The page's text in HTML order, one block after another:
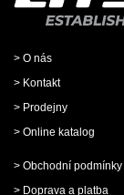
> O nás
> Kontakt
> Prodejny
> Online katalog
> Obchodní podmínky
> Doprava a platba